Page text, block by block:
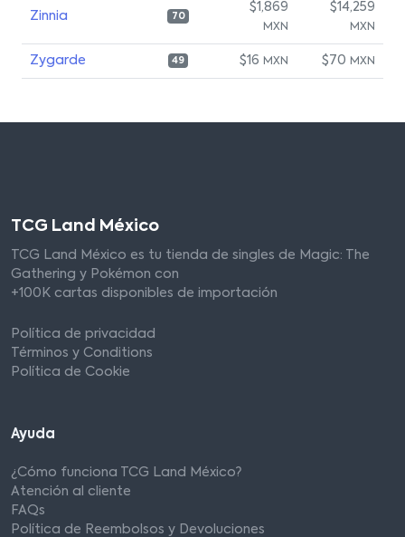
Zinnia 70
$1,869
MXN
$14,259
MXN
Zygarde 49 $16 MXN $70 MXN
TCG Land México
TCG Land México es tu tienda de singles de Magic: The
Gathering y Pokémon con
+100K cartas disponibles de importación
Política de privacidad
Términos y Conditions
Política de Cookie
Ayuda
¿Cómo funciona TCG Land México?
Atención al cliente
FAQs
Política de Reembolsos y Devoluciones